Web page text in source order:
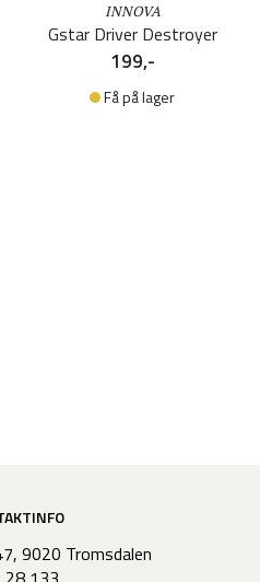
INNOVA
Gstar Driver Destroyer
199,-
Få på lager
9020 Tromsdalen